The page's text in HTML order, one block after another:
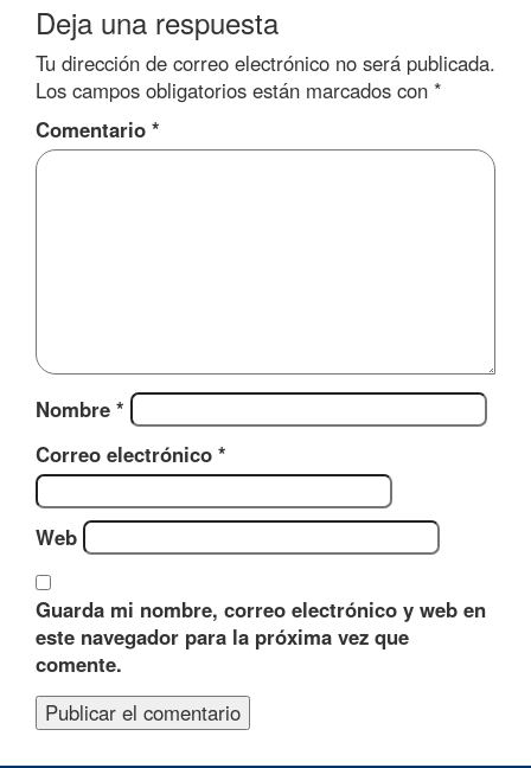
Deja una respuesta
Tu dirección de correo electrónico no será publicada.
Los campos obligatorios están marcados con *
Comentario *
Nombre *
Correo electrónico *
Web
Guarda mi nombre, correo electrónico y web en
este navegador para la próxima vez que
comente.